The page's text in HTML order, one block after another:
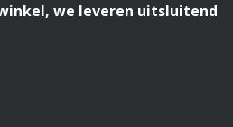
winkel, we leveren uitsluitend